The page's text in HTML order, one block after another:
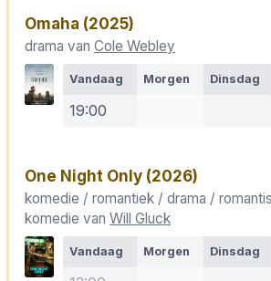
Omaha (2025)
drama van Cole Webley
Vandaag Morgen Dinsdag
19:00
One Night Only (2026)
komedie / romantiek / drama /
komedie van Will Gluck
Vandaag Morgen Dinsdag